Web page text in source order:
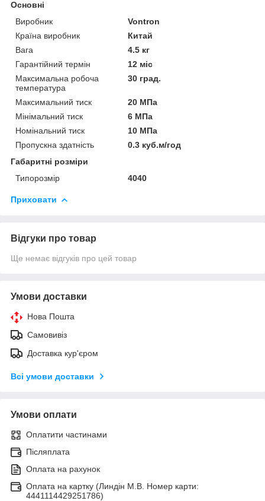
Основні
Виробник
Vontron
Країна виробник
Китай
Вага
4.5 кг
Гарантійний термін
12 міс
Максимальна робоча
температура
30 град.
Максимальний тиск
20 МПа
Мінімальний тиск
6 МПа
Номінальний тиск
10 МПа
Пропускна здатність
0.3 куб.м/год
Габаритні розміри
Типорозмір
4040
Приховати
Відгуки про товар
Ще немає відгуків про цей товар
Умови доставки
Нова Пошта
Самовивіз
Доставка кур'єром
Всі умови доставки
Умови оплати
Оплатити частинами
Післяплата
Оплата на рахунок
Оплата на картку (Линдін М.В. Номер карти:
4441114429251786)